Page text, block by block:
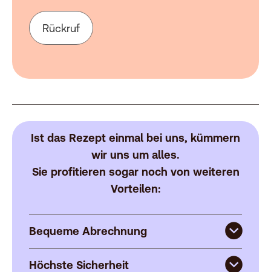
Rückruf
Ist das Rezept einmal bei uns, kümmern
wir uns um alles.
Sie profitieren sogar noch von weiteren
Vorteilen:
Bequeme Abrechnung
Höchste Sicherheit